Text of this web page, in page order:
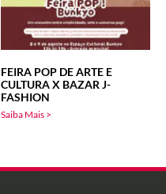
FEIRA POP DE ARTE E
CULTURA X BAZAR J-
FASHION
Saiba Mais >